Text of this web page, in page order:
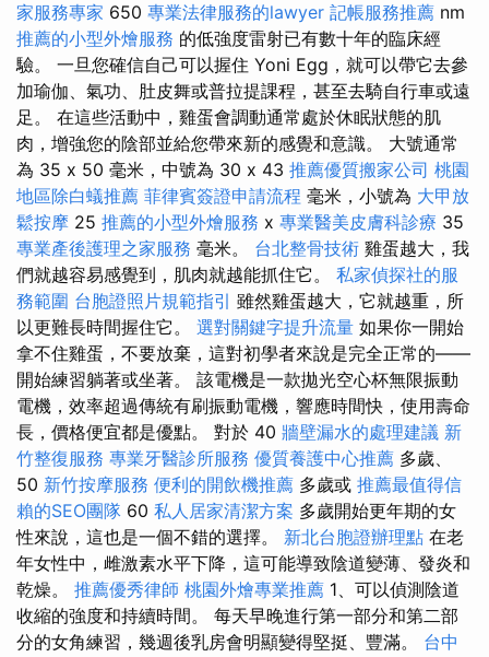
家服務專家 650 專業法律服務的lawyer 記帳服務推薦 nm
推薦的小型外燴服務 的低強度雷射已有數十年的臨床經
驗。 一旦您確信自己可以握住 Yoni Egg，就可以帶它去參
加瑜伽、氣功、肚皮舞或普拉提課程，甚至去騎自行車或遠
足。 在這些活動中，雞蛋會調動通常處於休眠狀態的肌
肉，增強您的陰部並給您帶來新的感覺和意識。 大號通常
為 35 x 50 毫米，中號為 30 x 43 推薦優質搬家公司 桃園
地區除白蟻推薦 菲律賓簽證申請流程 毫米，小號為 大甲放
鬆按摩 25 推薦的小型外燴服務 x 專業醫美皮膚科診療 35
專業產後護理之家服務 毫米。 台北整骨技術 雞蛋越大，我
們就越容易感覺到，肌肉就越能抓住它。 私家偵探社的服
務範圍 台胞證照片規範指引 雖然雞蛋越大，它就越重，所
以更難長時間握住它。 選對關鍵字提升流量 如果你一開始
拿不住雞蛋，不要放棄，這對初學者來說是完全正常的——
開始練習躺著或坐著。 該電機是一款拋光空心杯無限振動
電機，效率超過傳統有刷振動電機，響應時間快，使用壽命
長，價格便宜都是優點。 對於 40 牆壁漏水的處理建議 新
竹整復服務 專業牙醫診所服務 優質養護中心推薦 多歲、
50 新竹按摩服務 便利的開飲機推薦 多歲或 推薦最值得信
賴的SEO團隊 60 私人居家清潔方案 多歲開始更年期的女
性來說，這也是一個不錯的選擇。 新北台胞證辦理點 在老
年女性中，雌激素水平下降，這可能導致陰道變薄、發炎和
乾燥。 推薦優秀律師 桃園外燴專業推薦 1、可以偵測陰道
收縮的強度和持續時間。 每天早晚進行第一部分和第二部
分的女角練習，幾週後乳房會明顯變得堅挺、豐滿。 台中